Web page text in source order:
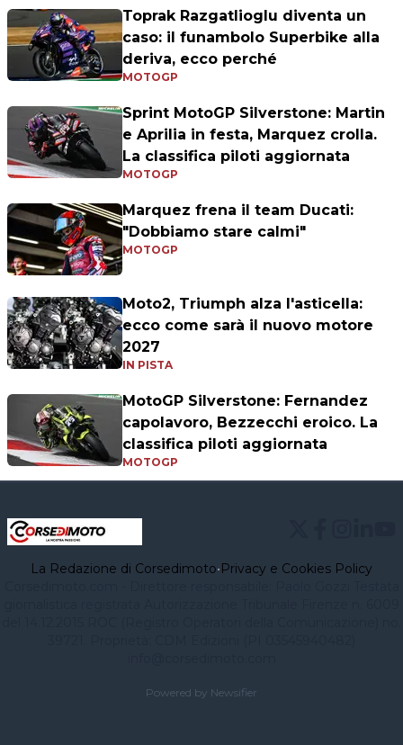
Toprak Razgatlioglu diventa un
caso: il funambolo Superbike alla
deriva, ecco perché
MOTOGP
Sprint MotoGP Silverstone: Martin
e Aprilia in festa, Marquez crolla.
La classifica piloti aggiornata
MOTOGP
Marquez frena il team Ducati:
"Dobbiamo stare calmi"
MOTOGP
Moto2, Triumph alza l'asticella:
ecco come sarà il nuovo motore
2027
IN PISTA
MotoGP Silverstone: Fernandez
capolavoro, Bezzecchi eroico. La
classifica piloti aggiornata
MOTOGP
La Redazione di Corsedimoto•Privacy e Cookies Policy
Powered by Newsifier